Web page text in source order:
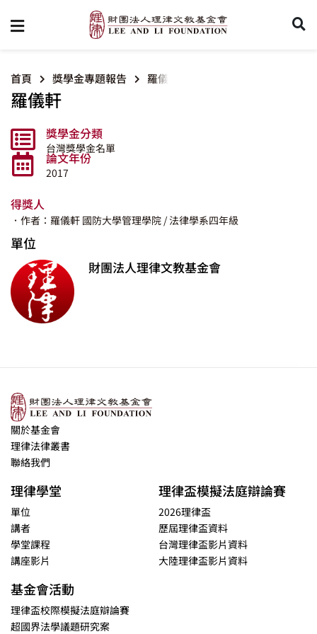
首頁 獎學金專題報告 羅儀軒
羅儀軒
獎學金分類
台灣獎學金名單
論文年份
2017
得獎人
．作者：羅儀軒 國防大學管理學院 / 法律學系四年級
單位
財團法人理律文教基金會
關於基金會
理律法律叢書
聯絡我們
理律學堂
單位
講者
學堂課程
講座影片
理律盃模擬法庭辯論賽
2026理律盃
歷屆理律盃資料
台灣理律盃影片資料
大陸理律盃影片資料
基金會活動
理律盃校際模擬法庭辯論賽
超國界法學議題研究案